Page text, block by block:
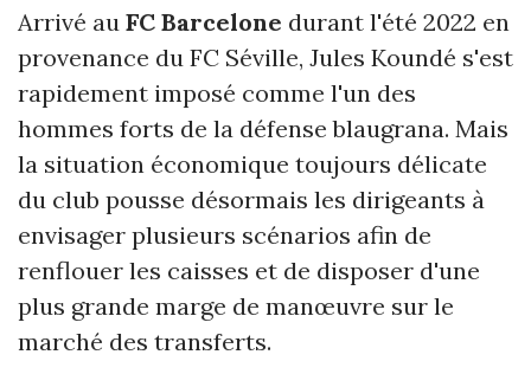
Arrivé au FC Barcelone durant l'été 2022 en
provenance du FC Séville, Jules Koundé s'est
rapidement imposé comme l'un des
hommes forts de la défense blaugrana. Mais
la situation économique toujours délicate
du club pousse désormais les dirigeants à
envisager plusieurs scénarios afin de
renflouer les caisses et de disposer d'une
plus grande marge de manœuvre sur le
marché des transferts.